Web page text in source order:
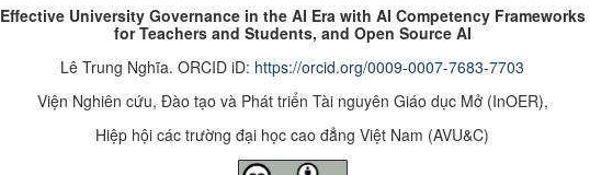
Effective University Governance in the AI Era with AI Competency Frameworks
for Teachers and Students, and Open Source AI
Lê Trung Nghĩa. ORCID iD: https://orcid.org/0009-0007-7683-7703
Viện Nghiên cứu, Đào tạo và Phát triển Tài nguyên Giáo dục Mở (InOER),
Hiệp hội các trường đại học cao đẳng Việt Nam (AVU&C)